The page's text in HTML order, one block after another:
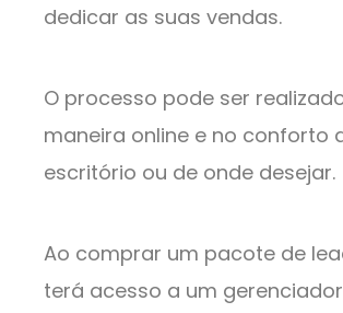
dedicar as suas vendas.
O processo pode ser
maneira online e no conforto
escritório ou de onde desejar.
Ao comprar um pacote de
terá acesso a um